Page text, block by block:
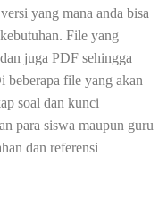
yang mana anda bisa
File yang
juga PDF sehingga
beberapa file yang akan
soal dan kunci
para siswa maupun guru
dan referensi